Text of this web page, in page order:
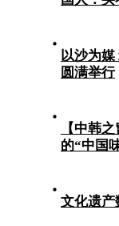
以沙为
圆满举行
【中韩
的“中国
文化遗产